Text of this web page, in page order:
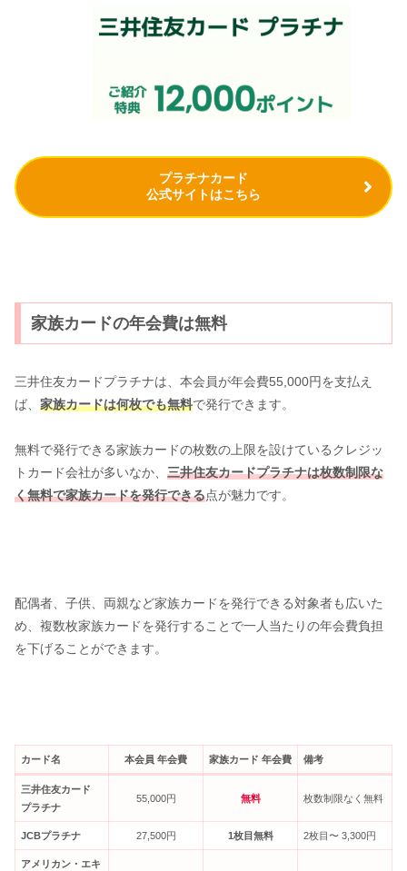
プラチナカード
公式サイトはこちら
家族カードの年会費は無料
三井住友カードプラチナは、本会員が年会費55,000円を支払え
ば、 家族カードは何枚でも無料で発行できます。
無料で発行できる家族カードの枚数の上限を設けているクレジッ
トカード会社が多いなか、 三井住友カードプラチナは枚数制限な
く無料で家族カードを発行できる点が魅力です。
配偶者、子供、両親など家族カードを発行できる対象者も広いた
め、複数枚家族カードを発行することで一人当たりの年会費負担
を下げることができます。
カード名 本会員 年会費 家族カード 年会費 備考
三井住友カード
プラチナ
55,000円 無料 枚数制限なく無料
JCBプラチナ 27,500円 1枚目無料 2枚目〜 3,300円
アメリカン・エキ